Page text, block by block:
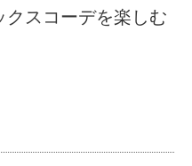
クスコーデを楽しむ